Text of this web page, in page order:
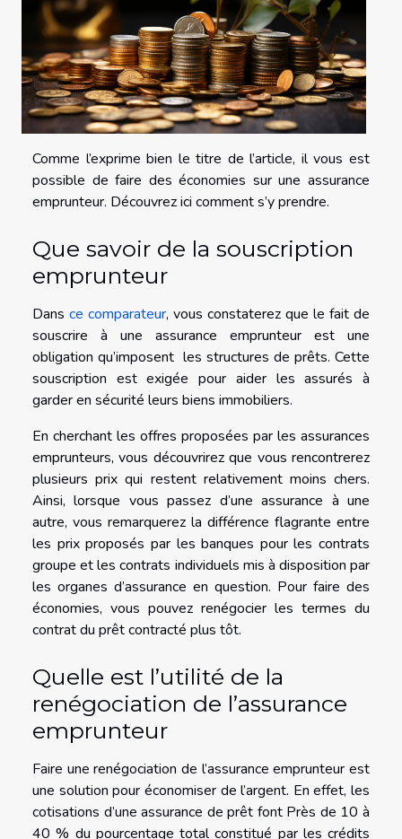
Comme l’exprime bien le titre de l’article, il vous est
possible de faire des économies sur une assurance
emprunteur. Découvrez ici comment s’y prendre.
Que savoir de la souscription
emprunteur
Dans ce comparateur, vous constaterez que le fait de
souscrire à une assurance emprunteur est une
obligation qu’imposent les structures de prêts. Cette
souscription est exigée pour aider les assurés à
garder en sécurité leurs biens immobiliers.
En cherchant les offres proposées par les assurances
emprunteurs, vous découvrirez que vous rencontrerez
plusieurs prix qui restent relativement moins chers.
Ainsi, lorsque vous passez d’une assurance à une
autre, vous remarquerez la différence flagrante entre
les prix proposés par les banques pour les contrats
groupe et les contrats individuels mis à disposition par
les organes d’assurance en question. Pour faire des
économies, vous pouvez renégocier les termes du
contrat du prêt contracté plus tôt.
Quelle est l’utilité de la
renégociation de l’assurance
emprunteur
Faire une renégociation de l’assurance emprunteur est
une solution pour économiser de l’argent. En effet, les
cotisations d’une assurance de prêt font Près de 10 à
40 % du pourcentage total constitué par les crédits